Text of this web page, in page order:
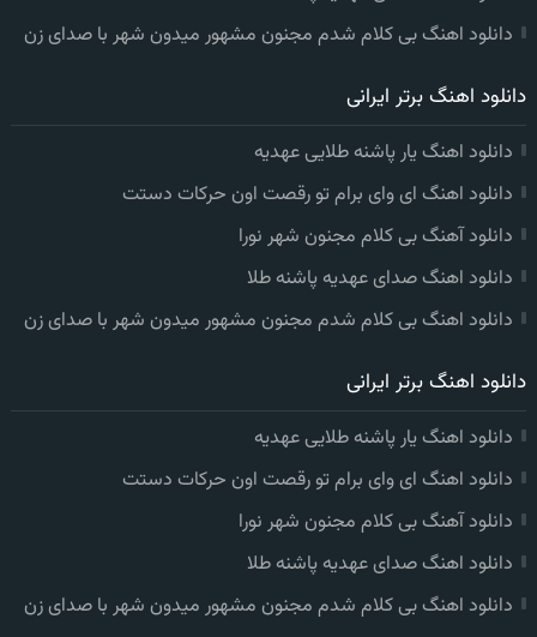
دانلود اهنگ بی کلام شدم مجنون مشهور میدون شهر با صدای زن
دانلود اهنگ برتر ایرانی
دانلود اهنگ یار پاشنه طلایی عهدیه
دانلود اهنگ ای وای برام تو رقصت اون حرکات دستت
دانلود آهنگ بی کلام مجنون شهر نورا
دانلود اهنگ صدای عهدیه پاشنه طلا
دانلود اهنگ بی کلام شدم مجنون مشهور میدون شهر با صدای زن
دانلود اهنگ برتر ایرانی
دانلود اهنگ یار پاشنه طلایی عهدیه
دانلود اهنگ ای وای برام تو رقصت اون حرکات دستت
دانلود آهنگ بی کلام مجنون شهر نورا
دانلود اهنگ صدای عهدیه پاشنه طلا
دانلود اهنگ بی کلام شدم مجنون مشهور میدون شهر با صدای زن